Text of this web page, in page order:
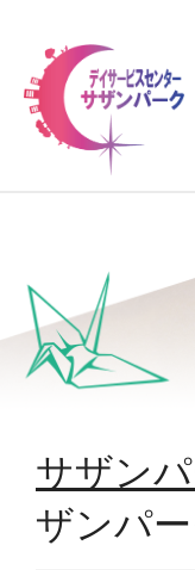
サザン
ザンパ